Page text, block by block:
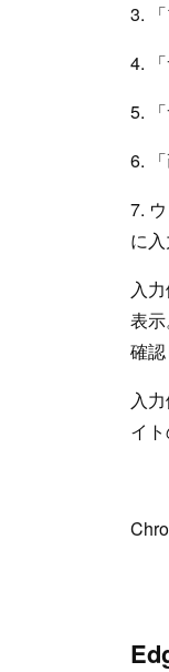
3.
4.
5.
6.
7.
に
入
表
確
入
イ